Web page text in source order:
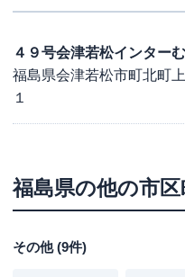
４９号会津若松インター
福島県会津若松市町北町
１
福島県の他の市
その他(9件)